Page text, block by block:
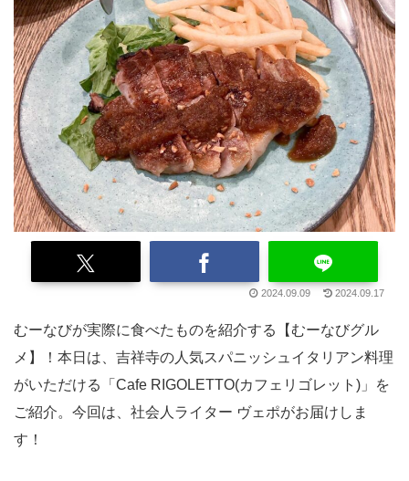
2024.09.09 2024.09.17
むーなびが実際に食べたものを紹介する【むーなびグル
メ】！本日は、吉祥寺の人気スパニッシュイタリアン料理
がいただける「Cafe RIGOLETTO(カフェリゴレット)」を
ご紹介。今回は、社会人ライター ヴェポがお届けしま
す！